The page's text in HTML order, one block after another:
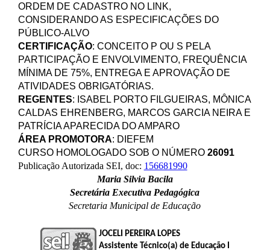
ORDEM DE CADASTRO NO LINK,
CONSIDERANDO AS ESPECIFICAÇÕES DO
PÚBLICO-ALVO
CERTIFICAÇÃO: CONCEITO P OU S PELA
PARTICIPAÇÃO E ENVOLVIMENTO, FREQUÊNCIA
MÍNIMA DE 75%, ENTREGA E APROVAÇÃO DE
ATIVIDADES OBRIGATÓRIAS.
REGENTES: ISABEL PORTO FILGUEIRAS, MÔNICA
CALDAS EHRENBERG, MARCOS GARCIA NEIRA E
PATRÍCIA APARECIDA DO AMPARO
ÁREA PROMOTORA: DIEFEM
CURSO HOMOLOGADO SOB O NÚMERO 26091
Publicação Autorizada SEI, doc: 156681990
Maria Silvia Bacila
Secretária Executiva Pedagógica
Secretaria Municipal de Educação
JOCELI PEREIRA LOPES
Assistente Técnico(a) de Educação I